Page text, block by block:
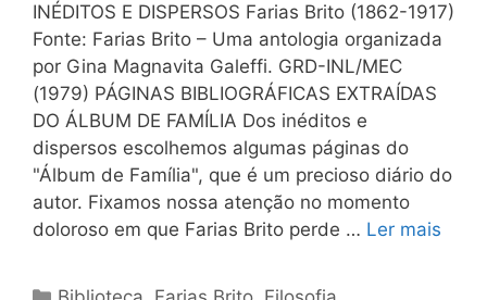
INÉDITOS E DISPERSOS Farias Brito (1862-1917)
Fonte: Farias Brito – Uma antologia organizada
por Gina Magnavita Galeffi. GRD-INL/MEC
(1979) PÁGINAS BIBLIOGRÁFICAS EXTRAÍDAS
DO ÁLBUM DE FAMÍLIA Dos inéditos e
dispersos escolhemos algumas páginas do
"Álbum de Família", que é um precioso diário do
autor. Fixamos nossa atenção no momento
doloroso em que Farias Brito perde … Ler mais
Categorias